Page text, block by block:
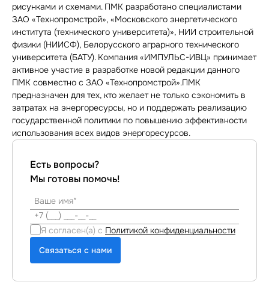
рисунками и схемами. ПМК разработано специалистами
ЗАО «Технопромстрой», «Московского энергетического
института (технического университета)», НИИ строительной
физики (НИИСФ), Белорусского аграрного технического
университета (БАТУ). Компания «ИМПУЛЬС-ИВЦ» принимает
активное участие в разработке новой редакции данного
ПМК совместно с ЗАО «Технопромстрой».ПМК
предназначен для тех, кто желает не только сэкономить в
затратах на энергоресурсы, но и поддержать реализацию
государственной политики по повышению эффективности
использования всех видов энергоресурсов.
Есть вопросы?
Мы готовы помочь!
Я согласен(а) с Политикой конфиденциальности
Связаться с нами